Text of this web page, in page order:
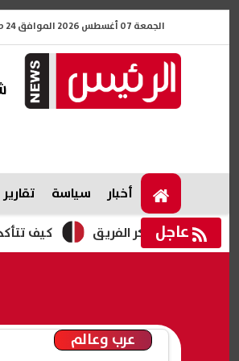
الجمعة 07 أغسطس 2026 الموافق 24 صفر 1448
أخبار سياسة تقارير
عاجل كيف تتأكد من معسكر الفريق
عرب وعالم